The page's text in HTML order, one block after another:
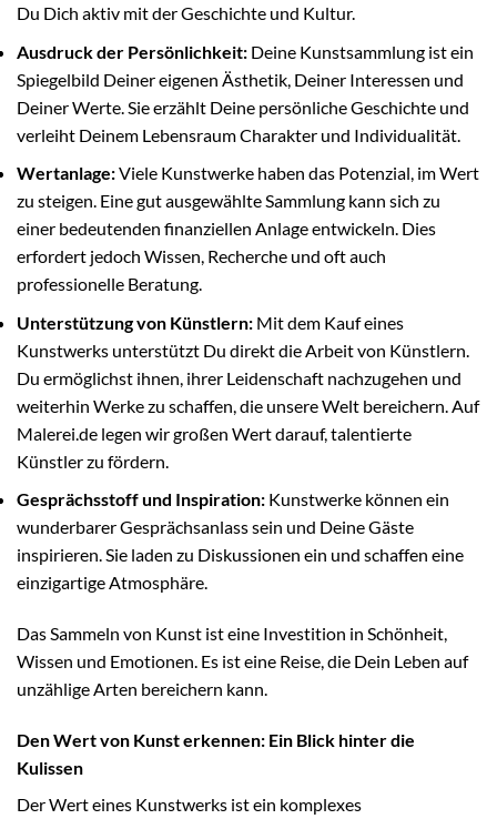
Du Dich aktiv mit der Geschichte und Kultur.
Ausdruck der Persönlichkeit: Deine Kunstsammlung ist ein
Spiegelbild Deiner eigenen Ästhetik, Deiner Interessen und
Deiner Werte. Sie erzählt Deine persönliche Geschichte und
verleiht Deinem Lebensraum Charakter und Individualität.
Wertanlage:Viele Kunstwerke haben das Potenzial, im Wert
zu steigen. Eine gut ausgewählte Sammlung kann sich zu
einer bedeutenden finanziellen Anlage entwickeln. Dies
erfordert jedoch Wissen, Recherche und oft auch
professionelle Beratung.
Unterstützung von Künstlern: Mit dem Kauf eines
Kunstwerks unterstützt Du direkt die Arbeit von Künstlern.
Du ermöglichst ihnen, ihrer Leidenschaft nachzugehen und
weiterhin Werke zu schaffen, die unsere Welt bereichern. Auf
Malerei.de legen wir großen Wert darauf, talentierte
Künstler zu fördern.
Gesprächsstoff und Inspiration: Kunstwerke können ein
wunderbarer Gesprächsanlass sein und Deine Gäste
inspirieren. Sie laden zu Diskussionen ein und schaffen eine
einzigartige Atmosphäre.
Das Sammeln von Kunst ist eine Investition in Schönheit,
Wissen und Emotionen. Es ist eine Reise, die Dein Leben auf
unzählige Arten bereichern kann.
Den Wert von Kunst erkennen: Ein Blick hinter die
Kulissen
Der Wert eines Kunstwerks ist ein komplexes